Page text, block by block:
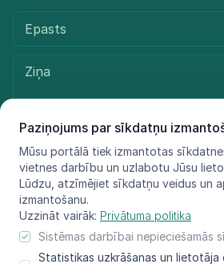
Paziņojums par sīkdatņu
Mūsu portālā tiek izmantotas
vietnes darbību un uzlabotu Jūsu
Lūdzu, atzīmējiet sīkdatņu veidus un
izmantošanu.
Uzzināt vairāk: Privātuma politika
Sistēmas darbībai nepieciešamās
Statistikas uzkrāšanas un lietotāja
Sūtīt ziņu
© LIFE FOR SPECIES, 2021 - 2025
Informācija atspoguļo tikai projekta LIFE FOR